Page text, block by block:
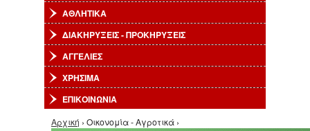
ΑΘΛΗΤΙΚΑ
ΔΙΑΚΗΡΥΞΕΙΣ - ΠΡΟΚΗΡΥΞΕΙΣ
ΑΓΓΕΛΙΕΣ
ΧΡΗΣΙΜΑ
ΕΠΙΚΟΙΝΩΝΙΑ
Είστε εδώ
Αρχική › Οικονομία - Αγροτικά ›